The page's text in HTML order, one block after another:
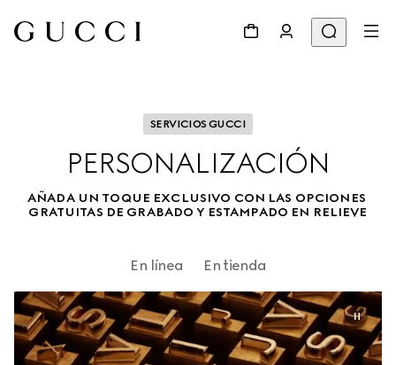
SERVICIOS GUCCI
PERSONALIZACIÓN
AÑADA UN TOQUE EXCLUSIVO CON LAS OPCIONES
GRATUITAS DE GRABADO Y ESTAMPADO EN RELIEVE
En línea En tienda